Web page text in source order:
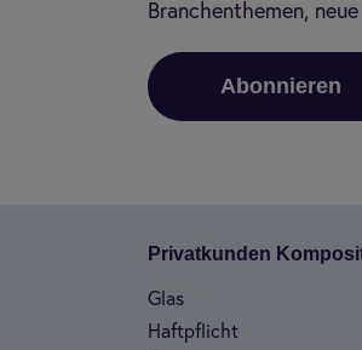
Branchenthemen,
Abonnieren
Pri­vat­kun­den
Glas
Haft­pflicht